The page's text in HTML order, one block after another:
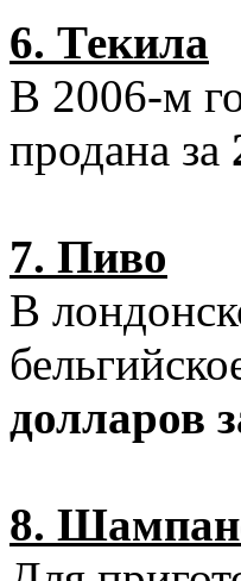
6. Текила
В 2006-м
продана за
7. Пиво
В
долларов
8.